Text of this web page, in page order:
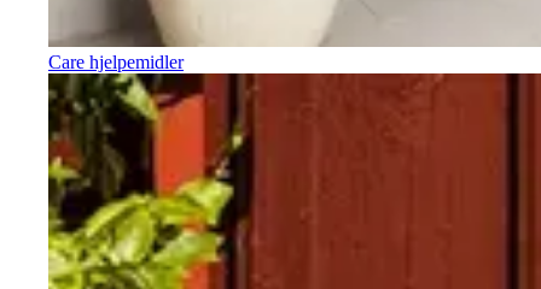
Care hjelpemidler